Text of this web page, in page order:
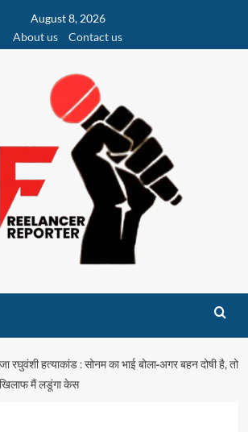
August 8, 2026
About us
Contact us
रघुवंशी हत्याकांड : सोनम का भाई बोला-अगर बहन दोषी है, तो
मैं लडूंगा केस